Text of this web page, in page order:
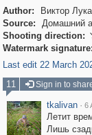
Author:
Виктор
Source:
Домашний
Shooting direction:
Watermark signature:
Last edit 22 March
11
Sign in to
tkalivan · 6
Летит
Лишь